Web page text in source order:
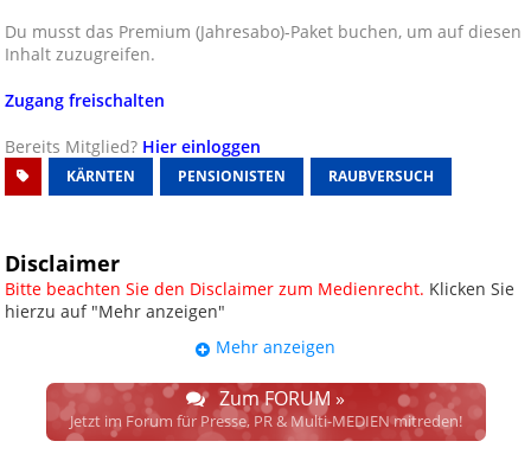
Du musst das Premium (Jahresabo)-Paket buchen, um auf diesen
Inhalt zuzugreifen.
Zugang freischalten
Bereits Mitglied? Hier einloggen
KÄRNTEN PENSIONISTEN RAUBVERSUCH
Disclaimer
Bitte beachten Sie den Disclaimer zum Medienrecht. Klicken Sie
hierzu auf "Mehr anzeigen"
UPDATE: § 17 ECG seit 16.02.2024
weggefallen.
Wir lassen den Disclaimertext dennoch so stehen, bis sich die
Justiz im klaren ist, wodurch dieser und etliche weitere, damit
Mehr anzeigen
Zum FORUM »
Jetzt im Forum für Presse, PR & Multi-MEDIEN mitreden!